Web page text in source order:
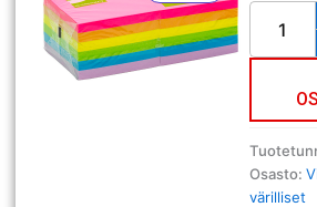
6
väriä/12
määrä
Osasto:
värilliset